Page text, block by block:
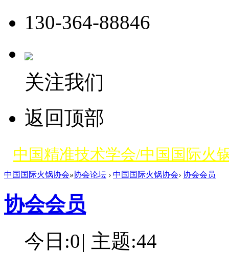
130-364-88846
关注我们
返回顶部
中国精准技术学会/中国国际火
中国国际火锅协会»协会论坛 › 中国国际火锅协会› 协会会员
协会会员
今日:0| 主题:44